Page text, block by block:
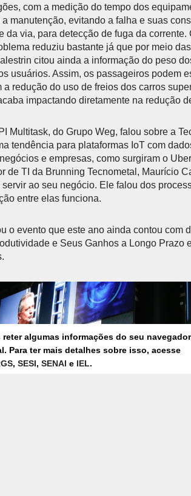
algumas informações do seu
Para ter mais detalhes sobre isso, acesse
,SESI,SENAIe IEL.
com a medição do tempo dos
manutenção, evitando a falha e suas
da via, para detecção de fuga da
reduziu bastante já que por meio
citou ainda a informação do peso
usuários. Assim, os passageiros podem
a redução do uso de freios dos carros
impactando diretamente na redução
Multitask, do Grupo Weg, falou sobre a
tendência para plataformas IoT com
e empresas, como surgiram o
de TI da Brunning Tecnometal, Maurício
ao seu negócio. Ele falou dos
entre elas funciona.
o evento que este ano ainda contou com
e Seus Ganhos a Longo Prazo